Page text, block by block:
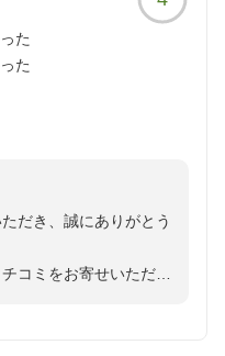
足」とのお言葉を励み
時間をお過ごしいただ
てまいります。
お越しいただけます日
た
た
だき、誠にありがとう
コミをお寄せいただき